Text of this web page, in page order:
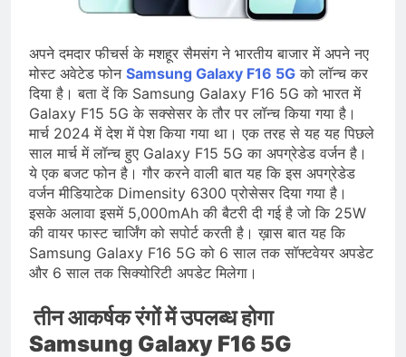
देशभर में विशेष कार्यक्रमों के जरिए भारतीय
बुनकरों और पारंपरिक वस्त्रों को मिलेगा बढ़ावा
प्रधानमंत्री नरेंद्र मोदी ने भोगापुरम
अंतरराष्ट्रीय हवाई अड्डे का उद्घाटन किया,
आंध्र प्रदेश में ₹18,000 करोड़ की विकास
परियोजनाओं की शुरुआत
August 2, 2026
केंद्र सरकार ने विस्तारित Khelo India
Scheme को मंजूरी दी, खेल ढाँचे को मजबूत
करने के लिए ₹36,441 करोड़ का बड़ा
प्रावधान
August 1, 2026
अपने दमदार फीचर्स के मशहूर सैमसंग ने भारतीय बाजार में अपने नए
मोस्ट अवेटेड फोन Samsung Galaxy F16 5G को लॉन्च कर
दिया है। बता दें कि Samsung Galaxy F16 5G को भारत में
Galaxy F15 5G के सक्सेसर के तौर पर लॉन्च किया गया है।
मार्च 2024 में देश में पेश किया गया था। एक तरह से यह यह पिछले
साल मार्च में लॉन्च हुए Galaxy F15 5G का अपग्रेडेड वर्जन है।
ये एक बजट फोन है। गौर करने वाली बात यह कि इस अपग्रेडेड
वर्जन मीडियाटेक Dimensity 6300 प्रोसेसर दिया गया है।
इसके अलावा इसमें 5,000mAh की बैटरी दी गई है जो कि 25W
की वायर फास्ट चार्जिंग को सपोर्ट करती है। ख़ास बात यह कि
Samsung Galaxy F16 5G को 6 साल तक सॉफ्टवेयर अपडेट
और 6 साल तक सिक्योरिटी अपडेट मिलेगा।
तीन आकर्षक रंगों में उपलब्ध होगा
Samsung Galaxy F16 5G